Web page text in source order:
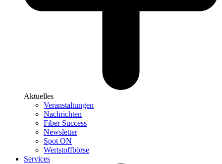
Aktuelles
Veranstaltungen
Nachrichten
Fiber Success
Newsletter
Spot ON
Wertstoffbörse
Services